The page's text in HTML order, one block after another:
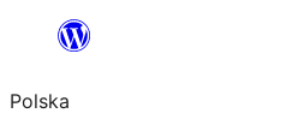
Przejdź
treści
Polska